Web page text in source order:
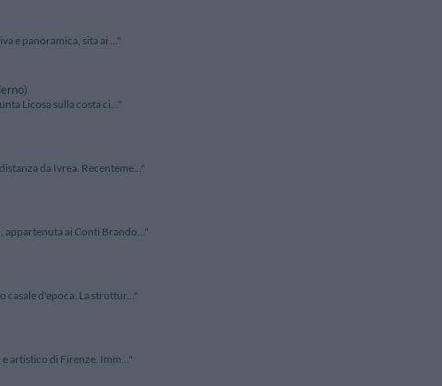
e panoramica, sita ai ..."
Licosa sulla costa ci..."
da Ivrea. Recenteme..."
appartenuta ai Conti Brando..."
casale d'epoca. La struttur..."
artistico di Firenze. Imm..."